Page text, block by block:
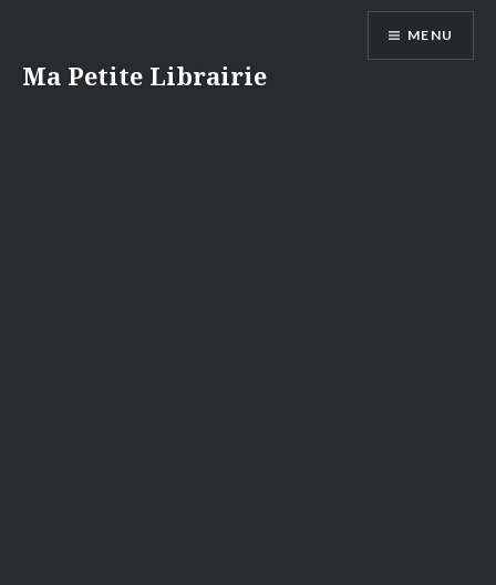
contenu
Ma Petite Librairie
MENU